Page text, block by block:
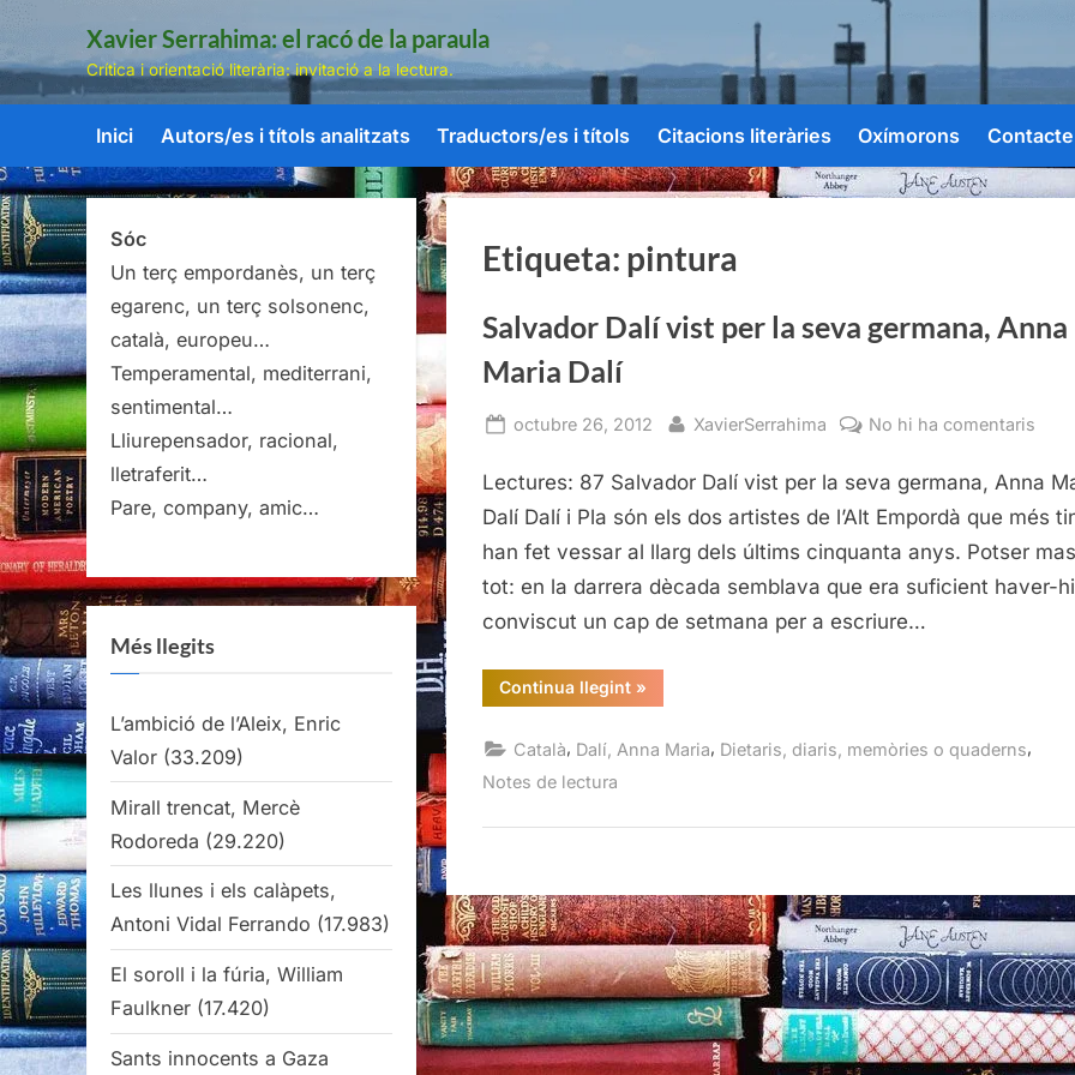
Skip
content
Xavier Serrahima: el racó de la paraula
Crítica i orientació literària: invitació a la lectura.
Inici Autors/es i títols analitzats Traductors/es i títols Citacions literàries Oxímorons Contacte
Etiqueta: pintura
Salvador Dalí vist per la seva germana, Anna
Maria Dalí
Posted
octubre 26, 2012 By
XavierSerrahima No hi ha comentaris
Dalí
vist
per
Lectures: 87 Salvador Dalí vist per la seva germana, Anna
Dalí Dalí i Pla són els dos artistes de l’Alt Empordà que més
han fet vessar al llarg dels últims cinquanta anys. Potser
tot: en la darrera dècada semblava que era suficient haver-hi
conviscut un cap de setmana per a escriure…
Continua llegint“Salvador
Dalí
la
»
Català, Dalí, Anna Maria, Dietaris, diaris, memòries o quaderns,
Notes de lectura
Sóc
Un terç empordanès, un terç
egarenc, un terç solsonenc,
català, europeu…
Temperamental, mediterrani,
sentimental…
Lliurepensador, racional,
lletraferit…
Pare, company, amic…
Més llegits
L’ambició de l’Aleix, Enric
Valor (33.209)
Mirall trencat, Mercè
Rodoreda (29.220)
Les llunes i els calàpets,
Antoni Vidal Ferrando (17.983)
El soroll i la fúria, William
Faulkner (17.420)
Sants innocents a Gaza